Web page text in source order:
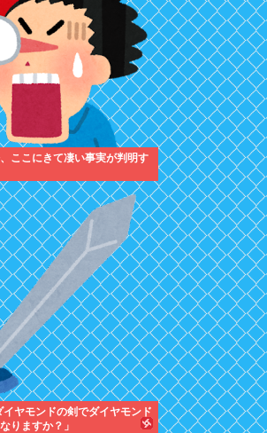
、ここにきて凄い事実が判明す
ヤモンドの剣でダイヤモンド
りますか？」